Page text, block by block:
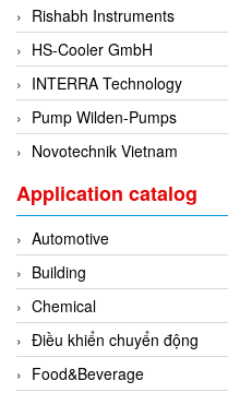
Fife/ Maxcess
Fimet
Fine Suntronix
FineTek
Fireye
Fischer
Fisher
FISO Vietnam
FLENDER
Flexaust
Rishabh Instruments
HS-Cooler GmbH
INTERRA Technology
Pump Wilden-Pumps
Novotechnik Vietnam
Application catalog
Automotive
Building
Chemical
Điều khiển chuyển động
Food&Beverage